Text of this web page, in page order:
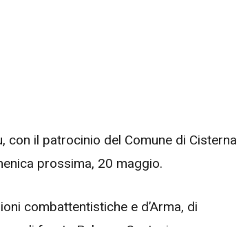
con il patrocinio del Comune di Cisterna
prossima, 20 maggio.
combattentistiche e d’Arma, di